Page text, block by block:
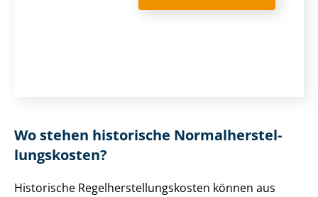
Wo stehen historische Nor­mal­her­stel­
lungs­kos­ten?
Historische Re­gel­her­stel­lungs­kos­ten können aus